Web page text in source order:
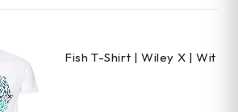
Fish T-Shirt | Wiley X | Wit